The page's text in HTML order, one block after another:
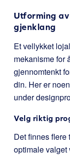
Utforming
gjenklang
Et vellykket
mekanisme for
gjennomtenkt
din. Her er
under
Velg riktig
Det finnes flere
optimale valget